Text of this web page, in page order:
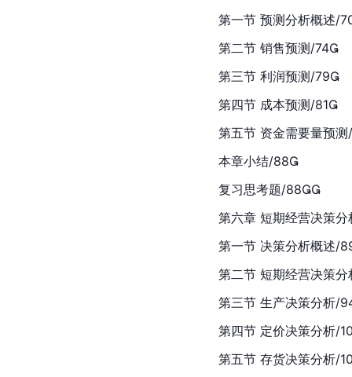
第一节 预测分析概述/
第二节 销售预测/74
第三节 利润预测/79
第四节 成本预测/81
第五节 资金需要量预
本章小结/88
复习思考题/88
第六章 短期经营决策
第一节 决策分析概述/
第二节 短期经营决策
第三节 生产决策分析/
第四节 定价决策分析/
第五节 存货决策分析/